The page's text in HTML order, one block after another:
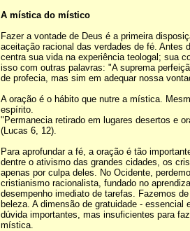
A mística do místico
Fazer a vontade de Deus é a primeira
aceitação racional das verdades de fé.
centra sua vida na experiência teologal; sua
isso com outras palavras: "A suprema
de profecia, mas sim em adequar nossa
A oração é o hábito que nutre a mística.
espírito.
"Permanecia retirado em lugares desertos e
(Lucas 6, 12).
Para aprofundar a fé, a oração é tão
dentre o ativismo das grandes cidades, os
apenas por culpa deles. No Ocidente,
cristianismo racionalista, fundado no
desempenho imediato de tarefas. Fazemos
beleza. A dimensão de gratuidade -
dúvida importantes, mas insuficientes para
mística.